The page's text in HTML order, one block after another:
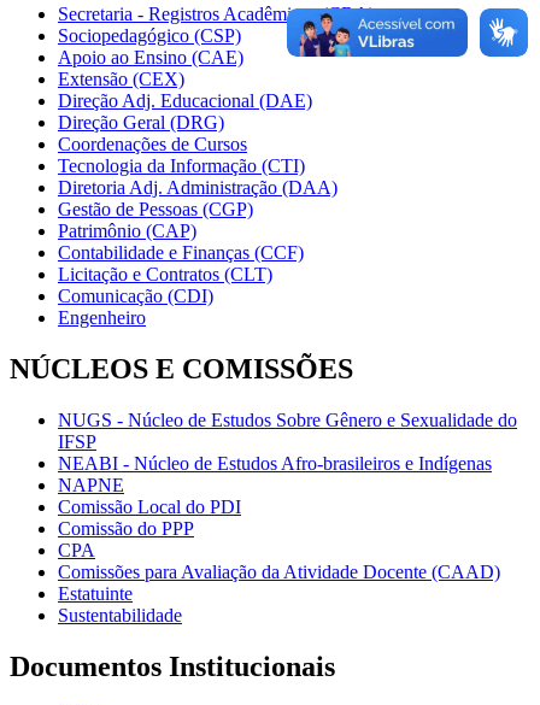
Secretaria - Registros Acadêmicos (CRA)
Sociopedagógico (CSP)
Apoio ao Ensino (CAE)
Extensão (CEX)
Direção Adj. Educacional (DAE)
Direção Geral (DRG)
Coordenações de Cursos
Tecnologia da Informação (CTI)
Diretoria Adj. Administração (DAA)
Gestão de Pessoas (CGP)
Patrimônio (CAP)
Contabilidade e Finanças (CCF)
Licitação e Contratos (CLT)
Comunicação (CDI)
Engenheiro
NÚCLEOS E COMISSÕES
NUGS - Núcleo de Estudos Sobre Gênero e Sexualidade do
IFSP
NEABI - Núcleo de Estudos Afro-brasileiros e Indígenas
NAPNE
Comissão Local do PDI
Comissão do PPP
CPA
Comissões para Avaliação da Atividade Docente (CAAD)
Estatuinte
Sustentabilidade
Documentos Institucionais